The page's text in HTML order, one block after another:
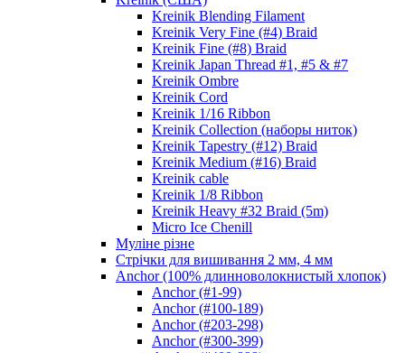
Kreinik Blending Filament
Kreinik Very Fine (#4) Braid
Kreinik Fine (#8) Braid
Kreinik Japan Thread #1, #5 & #7
Kreinik Ombre
Kreinik Cord
Kreinik 1/16 Ribbon
Kreinik Collection (наборы ниток)
Kreinik Tapestry (#12) Braid
Kreinik Medium (#16) Braid
Kreinik cable
Kreinik 1/8 Ribbon
Kreinik Heavy #32 Braid (5m)
Micro Ice Chenill
Муліне різне
Стрічки для вишивання 2 мм, 4 мм
Anchor (100% длинноволокнистый хлопок)
Anchor (#1-99)
Anchor (#100-189)
Anchor (#203-298)
Anchor (#300-399)